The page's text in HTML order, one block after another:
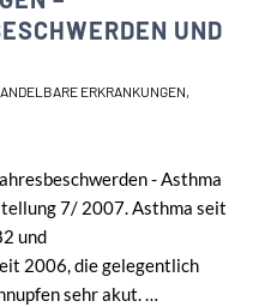
UND
ERKRANKUNGEN,
- Asthma
7/ 2007. Asthma seit
und
2006, die gelegentlich
sehr akut. …